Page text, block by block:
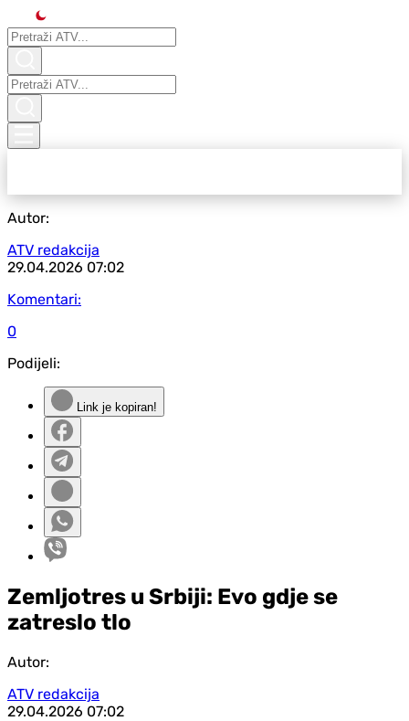
Autor:
ATV redakcija
29.04.2026 07:02
Komentari:
0
Podijeli:
Link je kopiran!
Zemljotres u Srbiji: Evo gdje se
zatreslo tlo
Autor:
ATV redakcija
29.04.2026 07:02